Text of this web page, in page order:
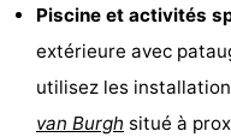
Terrains
Aires
Piscine et activités
extérieure avec
utilisez les
van Burgh situé à